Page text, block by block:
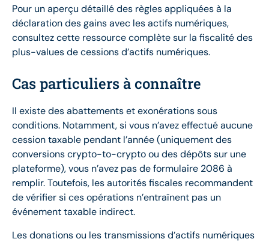
Pour un aperçu détaillé des règles appliquées à la
déclaration des gains avec les actifs numériques,
consultez cette ressource complète sur la fiscalité des
plus-values de cessions d’actifs numériques.
Cas particuliers à connaître
Il existe des abattements et exonérations sous
conditions. Notamment, si vous n’avez effectué aucune
cession taxable pendant l’année (uniquement des
conversions crypto-to-crypto ou des dépôts sur une
plateforme), vous n’avez pas de formulaire 2086 à
remplir. Toutefois, les autorités fiscales recommandent
de vérifier si ces opérations n’entraînent pas un
événement taxable indirect.
Les donations ou les transmissions d’actifs numériques